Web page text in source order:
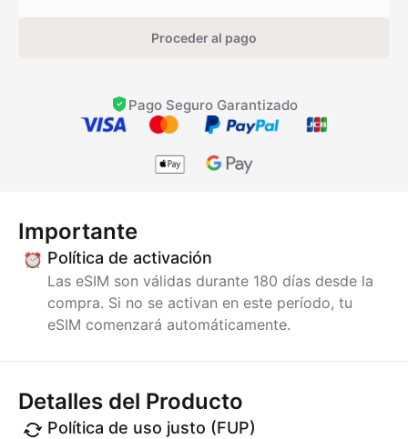
Proceder al pago
Pago Seguro Garantizado
Importante
Política de activación
Las eSIM son válidas durante 180 días desde la
compra. Si no se activan en este período, tu
eSIM comenzará automáticamente.
Detalles del Producto
Política de uso justo (FUP)